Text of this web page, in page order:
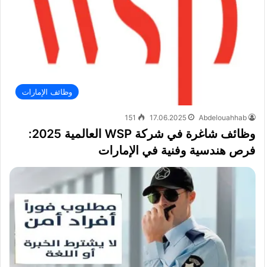
وظائف الإمارات
Abdelouahhab
17.06.2025
151
وظائف شاغرة في شركة WSP العالمية 2025:
فرص هندسية وفنية في الإمارات